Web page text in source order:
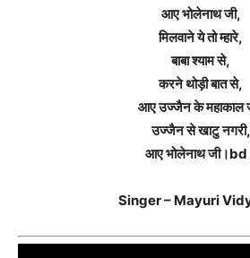
आए भोलेनाथ जी,
मिलवाने ये तो म्हारे,
बाबा श्याम से,
करने थोड़ी बात से,
आए उज्जैन के महाकाल
उज्जैन से खाटु नगरी,
आए भोलेनाथ
Singer – Mayuri